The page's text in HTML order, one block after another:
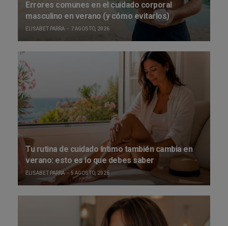
Errores comunes en el cuidado corporal
masculino en verano (y cómo evitarlos)
ELISABET PARRA 7 AGOSTO, 2026
Tu rutina de cuidado íntimo también cambia en
verano: esto es lo que debes saber
ELISABET PARRA 5 AGOSTO, 2026